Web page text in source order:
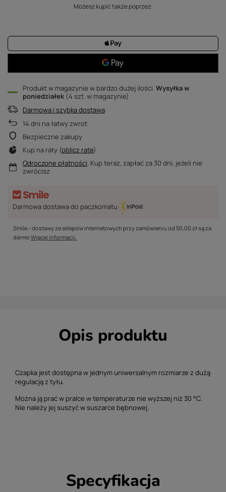
Możesz kupić także poprzez:
Produkt w magazynie w bardzo dużej ilości Wysyłkaw
poniedziałek (4 szt. w magazynie)
Darmowa i szybka dostawa
14 dni na łatwy zwrot
Bezpieczne zakupy
Kup na raty (oblicz ratę)
Odroczone płatności. Kup teraz, zapłać za 30 dni, jeżeli nie
zwrócisz
Darmowa dostawa do paczkomatu
Smile - dostawy ze sklepów internetowych przy zamówieniu od 50,00 złsą za
darmo Więcej informacji.
Opis produktu
Czapka jest dostępna w jednym uniwersalnym rozmiarze z dużą
regulacją z tyłu.
Można ją prać w pralce w temperaturze nie wyższej niż 30 °C.
Nie należy jej suszyć w suszarce bębnowej.
Specyfikacja